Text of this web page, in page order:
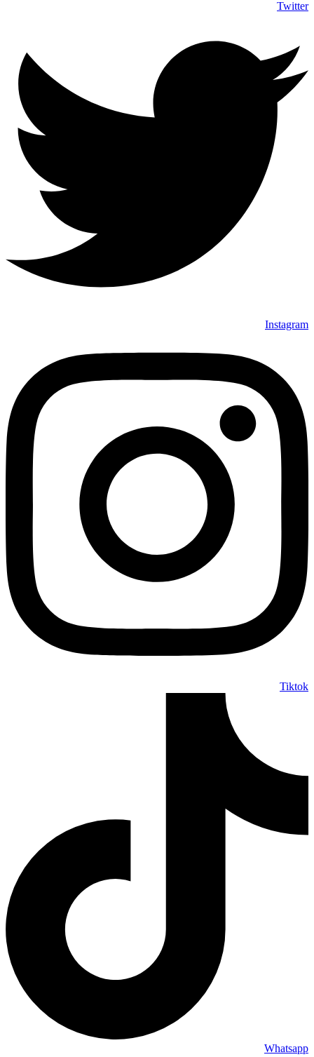
Twitter
Instagram
Tiktok
Whatsapp